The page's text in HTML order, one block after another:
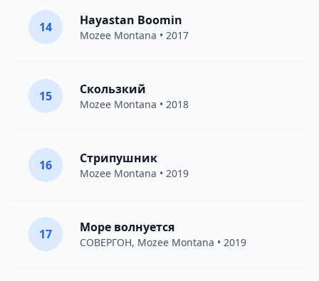
14 Hayastan Boomin
Mozee Montana • 2017
15 Скользкий
Mozee Montana • 2018
16 Стрипушник
Mozee Montana • 2019
17 Море волнуется
СОВЕРГОН, Mozee Montana • 2019